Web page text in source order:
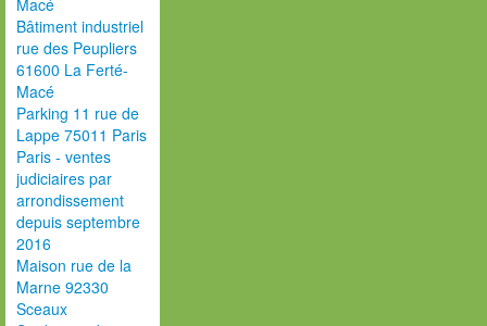
Macé
Bâtiment industriel
rue des Peupliers
61600 La Ferté-
Macé
Parking 11 rue de
Lappe 75011 Paris
Paris - ventes
judiciaires par
arrondissement
depuis septembre
2016
Maison rue de la
Marne 92330
Sceaux